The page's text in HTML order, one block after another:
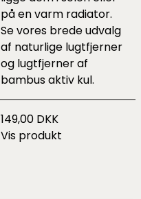
på en varm radiator.
Se vores brede udvalg
af naturlige lugtfjerner
og lugtfjerner af
bambus aktiv kul.
149,00 DKK
Vis produkt